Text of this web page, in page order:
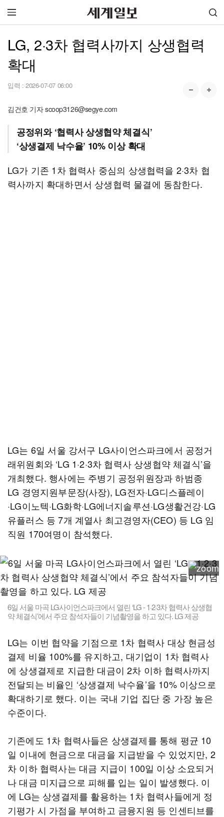
LG, 2·3차 협력사까지 상생협력
확대
입력 : 2026-07-07 06:00
김건호 기자 scoop3126@segye.com
공정위와 ‘협력사 상생협약 체결식’
‘상생결제 낙수율’ 10% 이상 확대
LG가 기존 1차 협력사 중심의 상생협력을 2·3차 협
력사까지 확대하면서 상생협력 물결에 동참한다.
LG는 6일 서울 강서구 LG사이언스파크에서 공정거
래위원회와 ‘LG 1·2·3차 협력사 상생협약 체결식’을
개최했다. 행사에는 주병기 공정위원장과 하범종
LG 경영지원부문장(사장), LG전자·LG디스플레이
·LG이노텍·LG화학·LG에너지솔루션·LG생활건강·LG
유플러스 등 7개 계열사 최고경영자(CEO) 등 LG 임
직원 170여명이 참석했다.
6일 서울 마곡 LG사이언스파크에서 열린 ‘LG - 1·2·3차 협력사 상생협
약 체결식’에서 주요 참석자들이 기념촬영을 하고 있다. LG 제공
LG는 이번 협약을 기점으로 1차 협력사 대상 현금성
결제 비율 100%를 유지하고, 대기업이 1차 협력사
에 상생결제로 지급한 대금이 2차 이하 협력사까지
전달되는 비율인 ‘상생결제 낙수율’을 10% 이상으로
확대하기로 했다. 이는 국내 기업 집단 중 가장 높은
수준이다.
기존에도 1차 협력사들은 상생결제를 통해 평균 10
일 이내에 현금으로 대금을 지급받을 수 있었지만, 2
차 이하 협력사는 대금 지급이 100일 이상 소요되거
나 대금 미지급으로 피해를 입는 일이 발생했다. 이
에 LG는 상생결제를 활용하는 1차 협력사들에게 정
기평가 시 가점을 부여하고 금융지원 등 인센티브를